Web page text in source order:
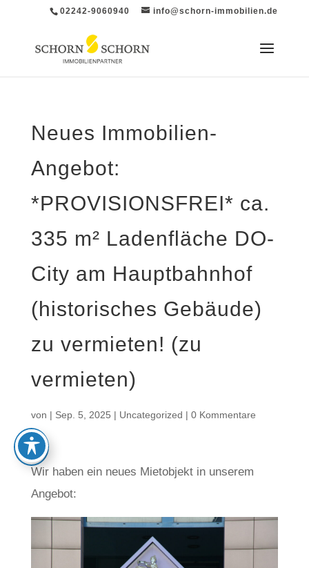
02242-9060940 info@schorn-immobilien.de
Neues Immobilien-
Angebot:
*PROVISIONSFREI* ca.
335 m² Ladenfläche DO-
City am Hauptbahnhof
(historisches Gebäude)
zu vermieten! (zu
vermieten)
von | Sep. 5, 2025 | Uncategorized | 0 Kommentare
Wir haben ein neues Mietobjekt in unserem
Angebot: